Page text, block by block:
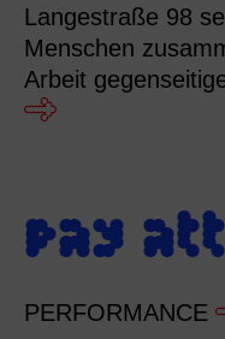
Langestraße 98
Menschen
Arbeit
pay
PERFORMANCE